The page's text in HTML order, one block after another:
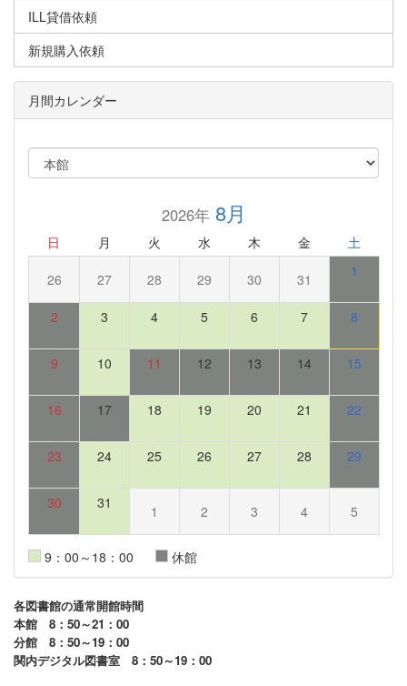
ILL貸借依頼
新規購入依頼
月間カレンダー
2026年8月
日 月 火 水 木 金 土
26 27 28 29 30 31 1
2 3 4 5 6 7 8
9 10 11 12 13 14 15
16 17 18 19 20 21 22
23 24 25 26 27 28 29
30 31 1 2 3 4 5
9：00～18：00 休館
各図書館の通常開館時間
本館 8：50～21：00
分館 8：50～19：00
関内デジタル図書室 8：50～19：00